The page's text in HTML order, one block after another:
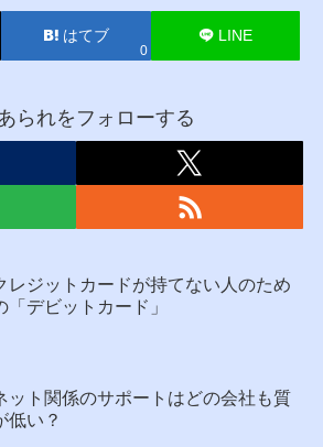
はてブ
0
LINE
られをフォローする
レジットカードが持てない人のため
「デビットカード」
ット関係のサポートはどの会社も質
低い？